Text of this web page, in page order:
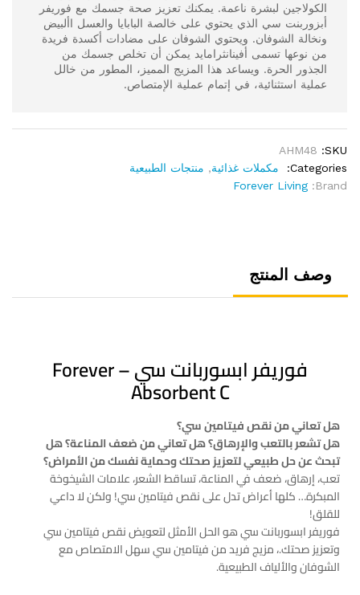
الكولاجين لبشرة ناعمة. يمكنك تعزيز صحة جسمك مع فوريفر
أبزوربنت سي الذي يحتوي على خالصة البابايا والعسل األبيض
ونخالة الشوفان. ويحتوي الشوفان على مضادات أكسدة فريدة
من نوعها تسمى أفينانثرامايد يمكن أن تخلص جسمك من
الجذور الحرة. ويساعد هذا المزيج المميز، المطور من خالل
عملية استثنائية، في إتمام عملية الإمتصاص.
SKU:
AHM48
Categories:
مكملات غذائية, منتجات الطبيعية
Brand:
Forever Living
وصف المنتج
فوريفر ابسوربانت سي – Forever
Absorbent C
هل تعاني من نقص فيتامين سي؟
هل تشعر بالتعب والإرهاق؟ هل تعاني من ضعف المناعة؟ هل
تبحث عن حل طبيعي لتعزيز صحتك وحماية نفسك من الأمراض؟
تعب، إرهاق، ضعف في المناعة، تساقط الشعر، علامات الشيخوخة
المبكرة… كلها أعراض تدل على نقص فيتامين سي! ولكن لا داعي
للقلق!
فوريفر ابسوربانت سي هو الحل الأمثل لتعويض نقص فيتامين سي
وتعزيز صحتك.، مزيج فريد من فيتامين سي سهل الامتصاص مع
الشوفان والألياف الطبيعية.